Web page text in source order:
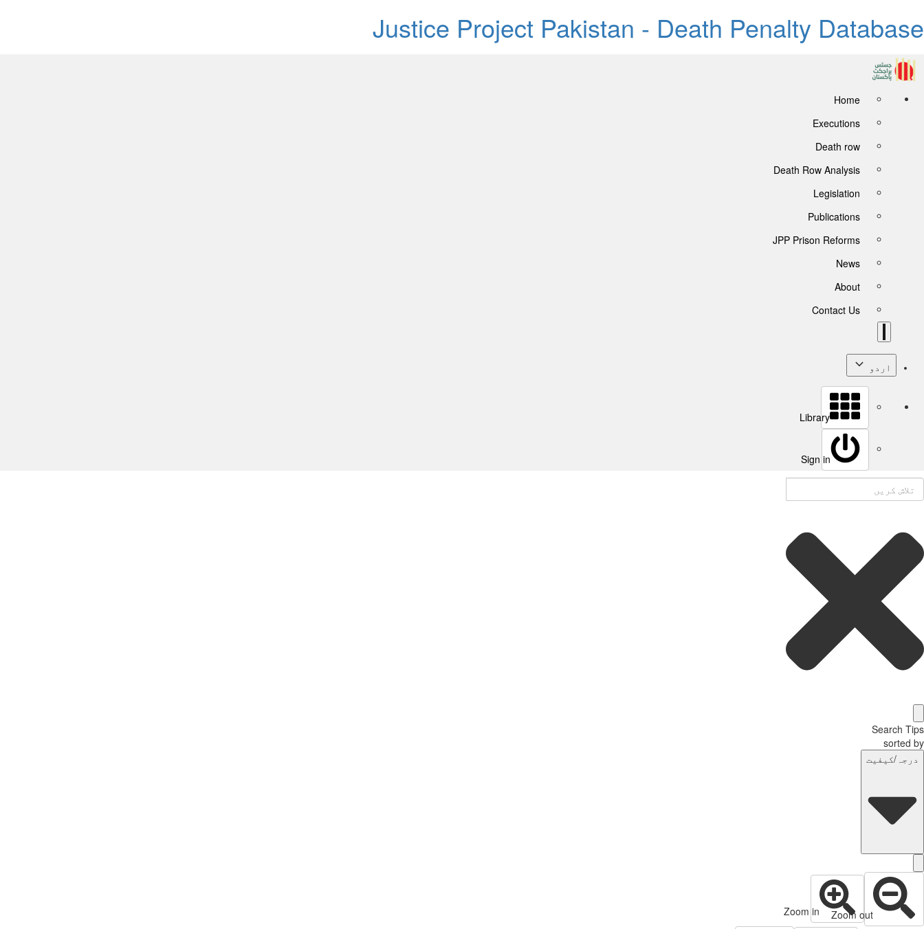
Justice Project Pakistan - Death Penalty Database
Home
Executions
Death row
Death Row Analysis
Legislation
Publications
JPP Prison Reforms
News
About
Contact Us
اردو
Library
Sign in
Search Tips
sorted by
درجہ/کیفیت
Zoom out
Zoom in